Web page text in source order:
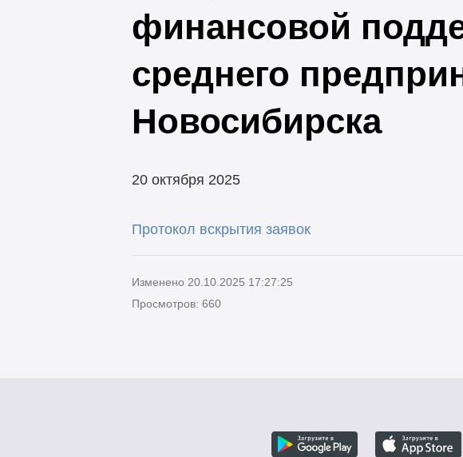
финансовой
среднего
Новосибирска
20 октября 2025
Протокол вскрытия заявок
Изменено 20.10.2025 17:27:25
Просмотров: 660